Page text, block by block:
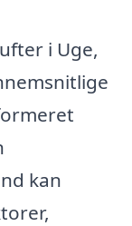
i Uge,
kan